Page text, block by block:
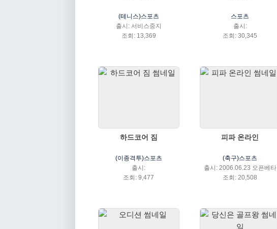
(테니스)스포츠
출시: 서비스중지
조회: 13,369
스포츠
출시:
조회: 30,345
하드코어 짐
(이종격투)스포츠
출시:
조회: 9,477
피파 온라인
(축구)스포츠
출시: 2006.06.23 오픈베타
조회: 20,508